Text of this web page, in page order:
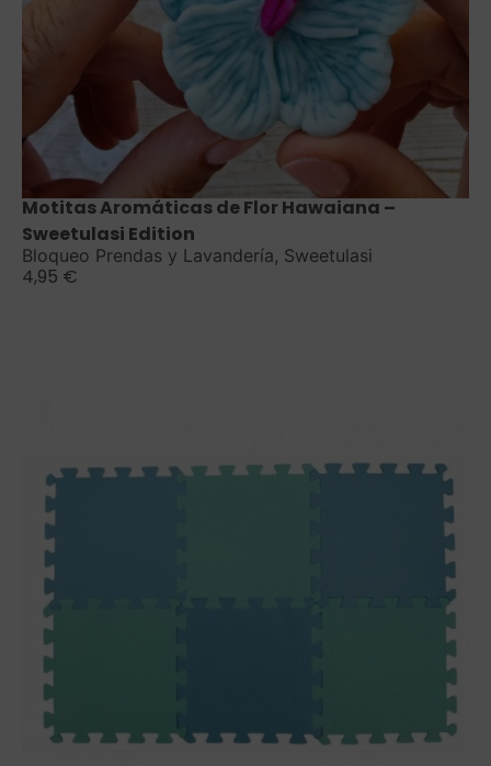
Saber más
Motitas Aromáticas de Flor Hawaiana –
Sweetulasi Edition
Bloqueo Prendas y Lavandería, Sweetulasi
4,95 €